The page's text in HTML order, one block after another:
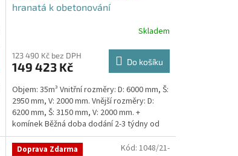
hranatá k obetonování
produktu
je
z
5
hvězdiček.
Skladem
123 490 Kč bez DPH
149 423 Kč Do košíku
Objem: 35m³ Vnitřní rozměry: D: 6000 mm, Š:
2950 mm, V: 2000 mm. Vnější rozměry: D:
6200 mm, Š: 3150 mm, V: 2000 mm. +
komínek Běžná doba dodání 2-3 týdny od
objednávky....
Doprava Zdarma Kód: 1048/21-